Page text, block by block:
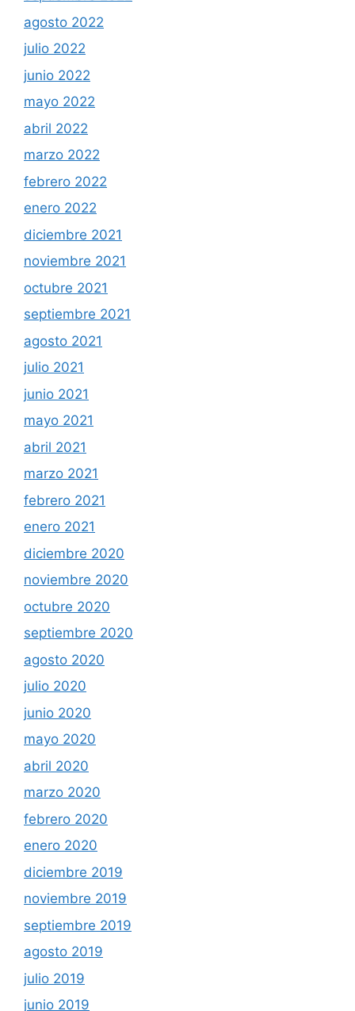
agosto 2022
julio 2022
junio 2022
mayo 2022
abril 2022
marzo 2022
febrero 2022
enero 2022
diciembre 2021
noviembre 2021
octubre 2021
septiembre 2021
agosto 2021
julio 2021
junio 2021
mayo 2021
abril 2021
marzo 2021
febrero 2021
enero 2021
diciembre 2020
noviembre 2020
octubre 2020
septiembre 2020
agosto 2020
julio 2020
junio 2020
mayo 2020
abril 2020
marzo 2020
febrero 2020
enero 2020
diciembre 2019
noviembre 2019
septiembre 2019
agosto 2019
julio 2019
junio 2019